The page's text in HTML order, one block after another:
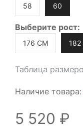
58 60
Выберите рост:
176 СМ
Таблица
Наличие товара:
5 520